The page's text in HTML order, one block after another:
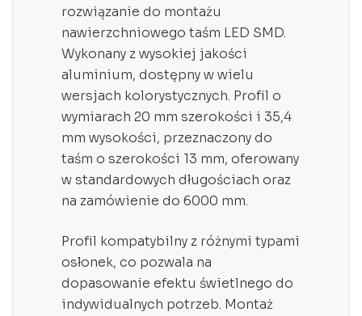
rozwiązanie do montażu
nawierzchniowego taśm LED SMD.
Wykonany z wysokiej jakości
aluminium, dostępny w wielu
wersjach kolorystycznych. Profil o
wymiarach 20 mm szerokości i 35,4
mm wysokości, przeznaczony do
taśm o szerokości 13 mm, oferowany
w standardowych długościach oraz
na zamówienie do 6000 mm.
Profil kompatybilny z różnymi typami
osłonek, co pozwala na
dopasowanie efektu świetlnego do
indywidualnych potrzeb. Montaż